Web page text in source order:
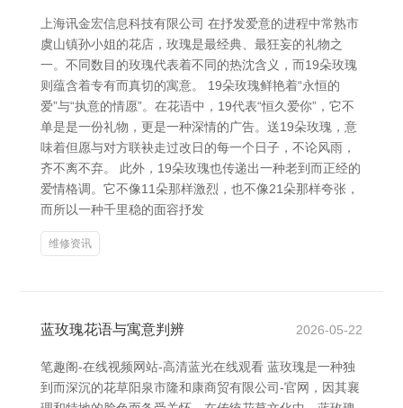
上海讯金宏信息科技有限公司 在抒发爱意的进程中常熟市
虞山镇孙小姐的花店，玫瑰是最经典、最狂妄的礼物之
一。不同数目的玫瑰代表着不同的热沈含义，而19朵玫瑰
则蕴含着专有而真切的寓意。 19朵玫瑰鲜艳着“永恒的
爱”与“执意的情愿”。在花语中，19代表“恒久爱你”，它不
单是是一份礼物，更是一种深情的广告。送19朵玫瑰，意
味着但愿与对方联袂走过改日的每一个日子，不论风雨，
齐不离不弃。 此外，19朵玫瑰也传递出一种老到而正经的
爱情格调。它不像11朵那样激烈，也不像21朵那样夸张，
而所以一种千里稳的面容抒发
维修资讯
蓝玫瑰花语与寓意判辨 2026-05-22
笔趣阁-在线视频网站-高清蓝光在线观看 蓝玫瑰是一种独
到而深沉的花草阳泉市隆和康商贸有限公司-官网，因其襄